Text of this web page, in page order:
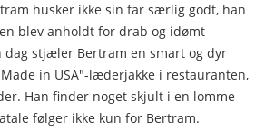
husker ikke sin far særlig godt, han
blev anholdt for drab og idømt
stjæler Bertram en smart og dyr
in USA"-læderjakke i restauranten,
Han finder noget skjult i en lomme
følger ikke kun for Bertram.